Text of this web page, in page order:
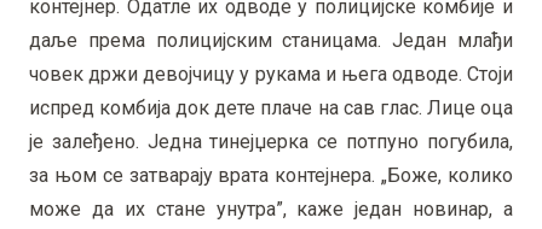
контејнер. Одатле их одводе у полицијске комбије и
даље према полицијским станицама. Један млађи
човек држи девојчицу у рукама и њега одводе. Стоји
испред комбија док дете плаче на сав глас. Лице оца
је залеђено. Једна тинејџерка се потпуно погубила,
за њом се затварају врата контејнера. „Боже, колико
може да их стане унутра”, каже један новинар, а